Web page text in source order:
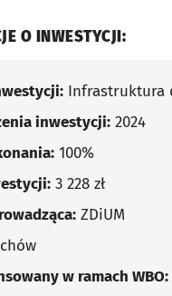
O INWESTYCJI:
Infrastruktura
inwestycji: 2024
100%
3 228 zł
ZDiUM
w ramach WBO: